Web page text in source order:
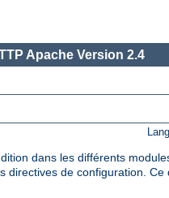
Apache Version 2.4
dans les différents
directives de configuration. Ce